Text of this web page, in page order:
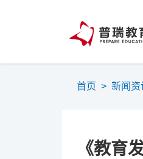
首页 > 新闻资
《教育